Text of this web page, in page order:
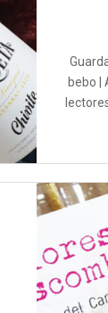
bebo |